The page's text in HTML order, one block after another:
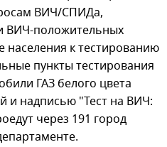
ВИЧ/СПИДа,
ВИЧ-положительных
к тестированию
пункты тестирования
ГАЗ белого цвета
и надписью "Тест на ВИЧ:
через 191 город